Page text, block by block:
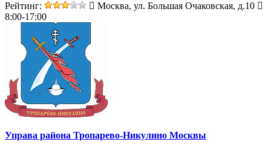
Рейтинг:
Москва, ул. Большая Очаковская, д.10
8:00-17:00
Управа района Тропарево-Никулино Москвы